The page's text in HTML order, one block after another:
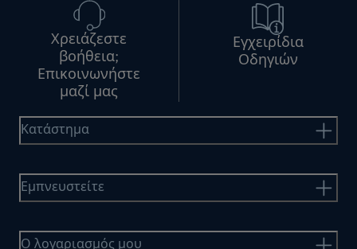
Χρειάζεστε
βοήθεια;
Επικοινωνήστε
μαζί μας
Εγχειρίδια
Οδηγιών
Κατάστημα
Εμπνευστείτε
Ο λογαριασμός μου